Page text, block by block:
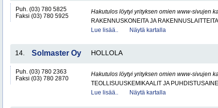
Puh. (03) 780 5825
Faksi (03) 780 5925
Hakutulos löytyi yrityksen omien www-sivujen
RAKENNUSKONEITA JA RAKENNUSLAITTEITA
Lue lisää..
Näytä kartalla
14. Solmaster Oy HOLLOLA
Puh. (03) 780 2363
Faksi (03) 780 2870
Hakutulos löytyi yrityksen omien www-sivujen
TEOLLISUUSKEMIKAALIT JA
Lue lisää..
Näytä kartalla